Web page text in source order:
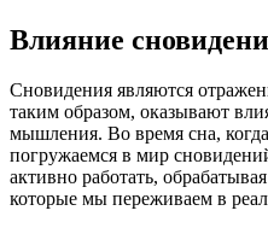
Влияние
Сновидения являются
таким образом, оказывают
мышления. Во время сна,
погружаемся в мир
активно работать,
которые мы переживаем в